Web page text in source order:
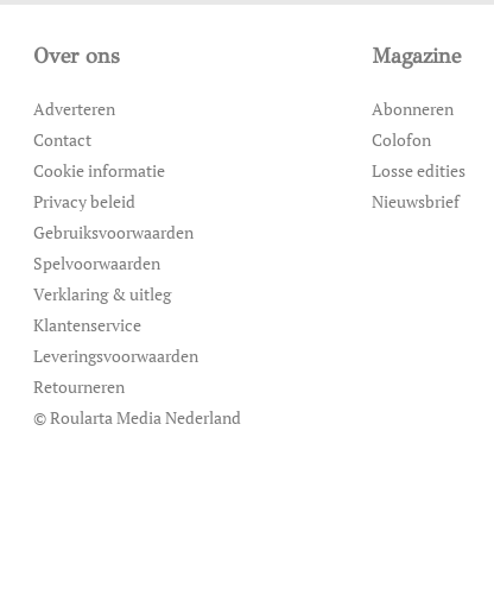
Over ons
Adverteren
Contact
Cookie informatie
Privacy beleid
Gebruiksvoorwaarden
Spelvoorwaarden
Verklaring & uitleg
Klantenservice
Leveringsvoorwaarden
Retourneren
© Roularta Media Nederland
Magazine
Abonneren
Colofon
Losse edities
Nieuwsbrief